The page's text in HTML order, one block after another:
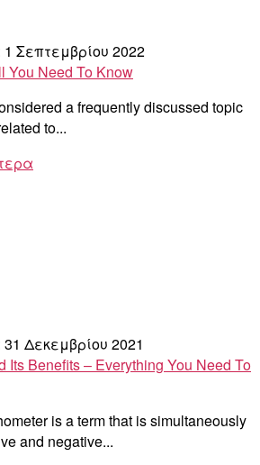
Σεπτεμβρίου 2022
You Need To Know
a frequently discussed topic
to...
Δεκεμβρίου 2021
Its Benefits – Everything You Need To
is a term that is simultaneously
and negative...